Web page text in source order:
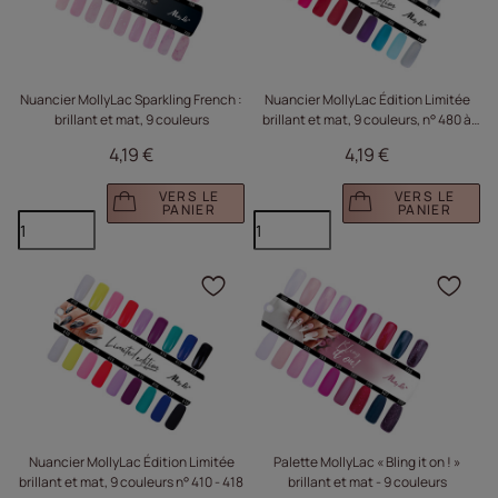
Nuancier MollyLac Sparkling French :
brillant et mat, 9 couleurs
4,19 €
VERS LE
PANIER
Nuancier MollyLac Édition Limitée
brillant et mat, 9 couleurs, n° 480 à
4,19 €
VERS LE
PANIER
Nuancier MollyLac Édition Limitée
brillant et mat, 9 couleurs n° 410 - 418
Cliquez pour ajouter
Palette MollyLac « Bling it on ! »
brillant et mat - 9 couleurs